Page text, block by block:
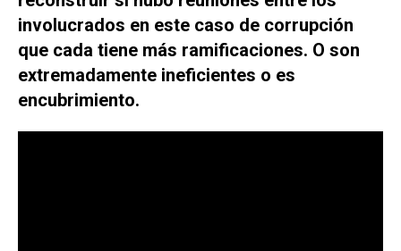
involucrados en este caso de corrupción
que cada tiene más ramificaciones. O son
extremadamente ineficientes o es
encubrimiento.